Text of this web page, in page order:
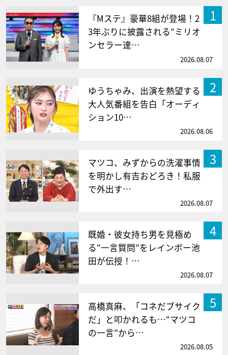
1
『Mステ』豪華8組が登場！2
3年ぶりに披露される“ミリオ
ンセラー達…
2026.08.07
2
ゆうちゃみ、出演を熱望する
大人気番組を告白「オーディ
ション10…
2026.08.06
3
マツコ、みずからの洗濯事情
を明かし有吉おどろき！私服
で外出す…
2026.08.07
4
既婚・彼女持ち男を見極め
る“一言質問”をレインボー池
田が伝授！…
2026.08.07
5
高橋真麻、「コネだブサイク
だ」と叩かれるも…“マツコ
の一言”から…
2026.08.05